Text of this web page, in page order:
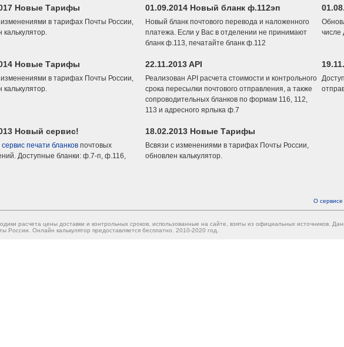
Новые Тарифы
изменениями в тарифах Почты России,
калькулятор.
01.09.2014 Новый бланк ф.112эп
Новый бланк почтового перевода и наложенного
платежа. Если у Вас в отделении не принимают
бланк ф.113, печатайте бланк ф.112
числе
Новые Тарифы
изменениями в тарифах Почты России,
калькулятор.
22.11.2013 API
Реализован API расчета стоимости и контрольного
срока пересылки почтового отправления, а также
сопроводительных бланков по формам 116, 112,
113 и адресного ярлыка ф.7
Новый сервис!
сервис печати бланков почтовых
Доступные бланки: ф.7-п, ф.116,
18.02.2013 Новые Тарифы
Всвязи с изменениями в тарифах Почты России,
обновлен калькулятор.
О сервисе
расчета цены доставки и контрольных сроков, использованные на сайте, взяты из официальных источников.
России. Онлайн калькулятор предоставляется бесплатно. 2010-2020 год.